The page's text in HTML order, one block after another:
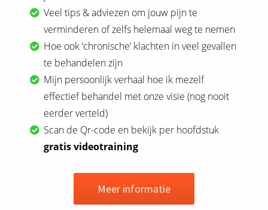
Veel tips & adviezen om jouw pijn te
verminderen of zelfs helemaal weg te nemen
Hoe ook ‘chronische’ klachten in veel gevallen
te behandelen zijn
Mijn persoonlijk verhaal hoe ik mezelf
effectief behandel met onze visie (nog nooit
eerder verteld)
Scan de Qr-code en bekijk per hoofdstuk
gratis videotraining
Meer informatie